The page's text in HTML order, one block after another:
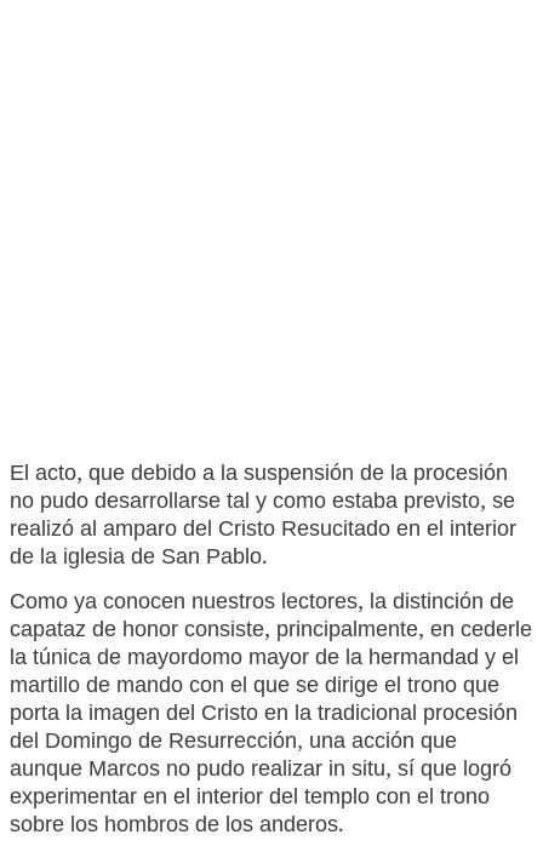
El acto, que debido a la suspensión de la procesión
no pudo desarrollarse tal y como estaba previsto, se
realizó al amparo del Cristo Resucitado en el interior
de la iglesia de San Pablo.
Como ya conocen nuestros lectores, la distinción de
capataz de honor consiste, principalmente, en cederle
la túnica de mayordomo mayor de la hermandad y el
martillo de mando con el que se dirige el trono que
porta la imagen del Cristo en la tradicional procesión
del Domingo de Resurrección, una acción que
aunque Marcos no pudo realizar in situ, sí que logró
experimentar en el interior del templo con el trono
sobre los hombros de los anderos.